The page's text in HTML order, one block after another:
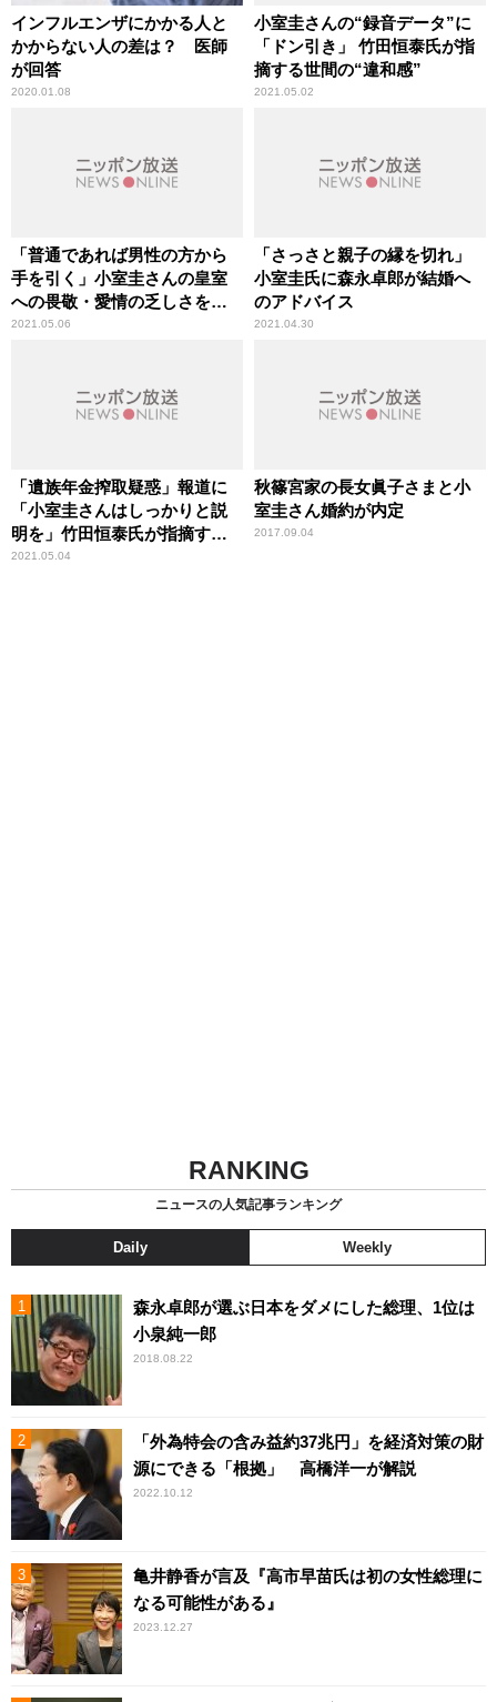
インフルエンザにかかる人と
かからない人の差は？ 医師
が回答
2020.01.08
小室圭さんの“録音データ”に
「ドン引き」 竹田恒泰氏が指
摘する世間の“違和感”
2021.05.02
「普通であれば男性の方から
手を引く」小室圭さんの皇室
への畏敬・愛情の乏しさを竹
田恒泰氏が指摘
2021.05.06
「さっさと親子の縁を切れ」
小室圭氏に森永卓郎が結婚へ
のアドバイス
2021.04.30
「遺族年金搾取疑惑」報道に
「小室圭さんはしっかりと説
明を」竹田恒泰氏が指摘す
る“皇室が最も嫌うこと”
2021.05.04
秋篠宮家の長女眞子さまと小
室圭さん婚約が内定
2017.09.04
RANKING
ニュースの人気記事ランキング
Daily Weekly
森永卓郎が選ぶ日本をダメにした総理、1位は
小泉純一郎
2018.08.22
「外為特会の含み益約37兆円」を経済対策の財
源にできる「根拠」 高橋洋一が解説
2022.10.12
亀井静香が言及『高市早苗氏は初の女性総理に
なる可能性がある』
2023.12.27